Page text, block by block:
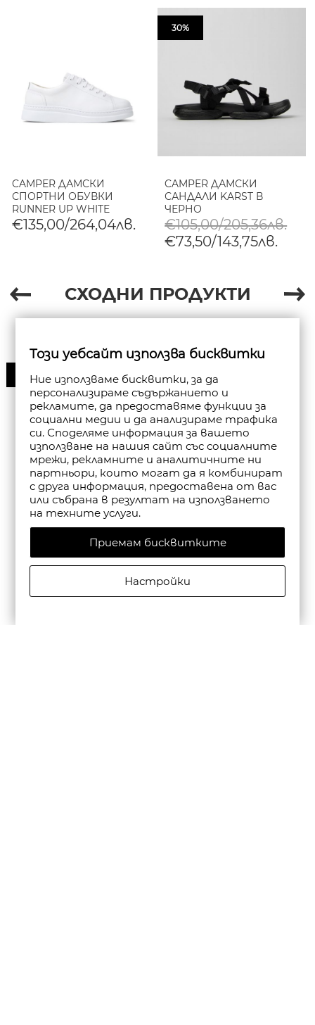
CAMPER ДАМСКИ
СПОРТНИ ОБУВКИ
RUNNER UP WHITE
€135,00/264,04лв.
30%
CAMPER ДАМСКИ
САНДАЛИ KARST В
ЧЕРНО
€105,00/205,36лв.
€73,50/143,75лв.
СХОДНИ ПРОДУКТИ
30%
Този уебсайт използва бисквитки
Ние използваме бисквитки, за да
персонализираме съдържанието и
рекламите, да предоставяме функции за
социални медии и да анализираме трафика
си. Споделяме информация за вашето
използване на нашия сайт със социалните
мрежи, рекламните и аналитичните ни
партньори, които могат да я комбинират
с друга информация, предоставена от вас
или събрана в резултат на използването
на техните услуги.
Приемам бисквитките
Настройки